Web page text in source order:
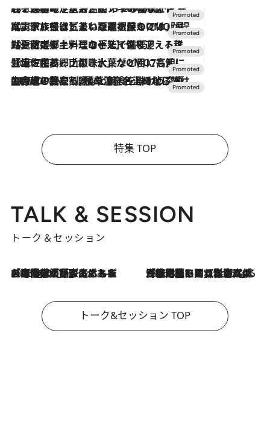
2026.8.7
【トンボの足水浴】ヒノキの香りに包まれて涼感マックス！約13℃の湧水かけ流しを避暑地「星野温泉 トンボの湯」で体験
2026.7.31
【ホテル帰省】という選択肢をOMOが提案。家族とほどよい距離を保つには「昼は実家、夜は気兼ねなくホテルで！」
2026.7.24
【夏限定ディナーコース】旬を迎える稚鮎や花ズッキーニなどをイタリア・トスカーナの郷土料理の手法で満喫！
2026.7.17
「土佐和ハーブかき氷」がOMO7高知に登場！生姜、山椒、大葉など目にも舌にも涼を呼ぶ郷土の味
2026.7.10
NEW OPEN！【界 草津】名湯の地に誕生。趣の異なる2種の温泉と上州ならではの会席・蕎麦割烹など美食を味わう究極の癒やし旅
特集 TOP
TALK & SESSION
トーク＆セッション
2026.8.3
「今後値上げがあるとすれば…」「リスクがあるのは今年の冬」エネルギー専門家が語る、ホルムズ海峡封鎖が家庭にもたらす“ある心配” 2026.8.3
「住宅建てられない…」「サーチャージ料の高値が続いている」ホルムズ海峡封鎖による影響はいつまで続く？《エネルギー専門家に聞く“どうなる日本の暮らし”》
トーク&セッション TOP